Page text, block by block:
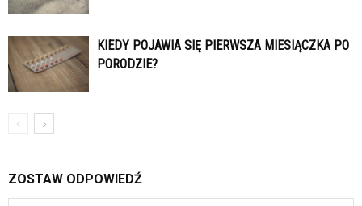
KIEDY POJAWIA SIĘ PIERWSZA MIESIĄCZKA PO
PORODZIE?
ZOSTAW ODPOWIEDŹ